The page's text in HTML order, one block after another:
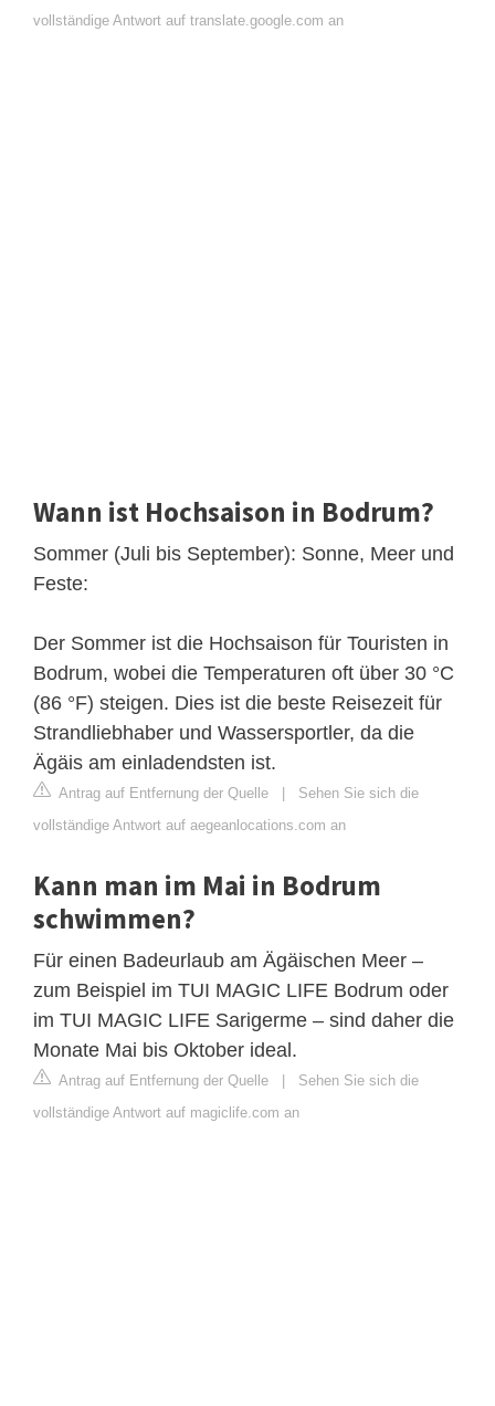
vollständige Antwort auf translate.google.com an
Wann ist Hochsaison in Bodrum?
Sommer (Juli bis September): Sonne, Meer und
Feste:
Der Sommer ist die Hochsaison für Touristen in
Bodrum, wobei die Temperaturen oft über 30 °C
(86 °F) steigen. Dies ist die beste Reisezeit für
Strandliebhaber und Wassersportler, da die
Ägäis am einladendsten ist.
Antrag auf Entfernung der Quelle
Sehen Sie sich die
vollständige Antwort auf aegeanlocations.com an
Kann man im Mai in Bodrum
schwimmen?
Für einen Badeurlaub am Ägäischen Meer –
zum Beispiel im TUI MAGIC LIFE Bodrum oder
im TUI MAGIC LIFE Sarigerme – sind daher die
Monate Mai bis Oktober ideal.
Antrag auf Entfernung der Quelle
Sehen Sie sich die
vollständige Antwort auf magiclife.com an